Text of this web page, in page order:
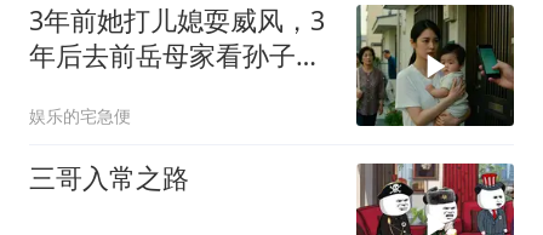
3年前她打儿媳耍威风，3
年后去前岳母家看孙子，
娱乐的宅急便
三哥入常之路